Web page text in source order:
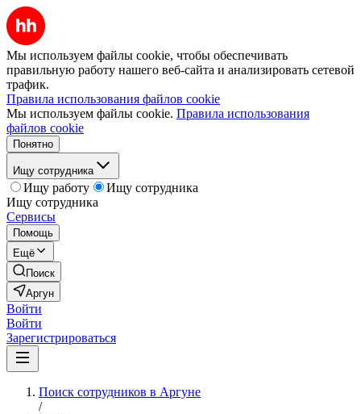
Мы используем файлы cookie, чтобы обеспечивать
правильную работу нашего веб-сайта и анализировать сетевой
трафик.
Правила использования файлов cookie
Мы используем файлы cookie. Правила использования
файлов cookie
Понятно
Ищу сотрудника
Ищу работу
Ищу сотрудника
Ищу сотрудника
Сервисы
Помощь
Ещё
Поиск
Аргун
Войти
Войти
Зарегистрироваться
Поиск сотрудников в Аргуне
/